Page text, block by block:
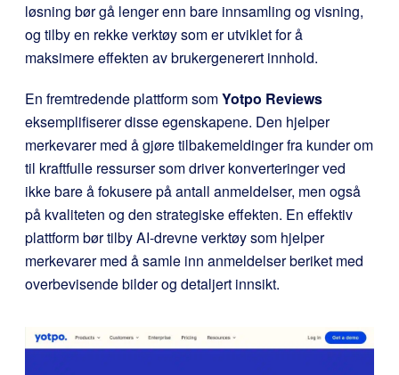
løsning bør gå lenger enn bare innsamling og visning,
og tilby en rekke verktøy som er utviklet for å
maksimere effekten av brukergenerert innhold.
En fremtredende plattform somYotpo Reviews
eksemplifiserer disse egenskapene. Den hjelper
merkevarer med å gjøre tilbakemeldinger fra kunder om
til kraftfulle ressurser som driver konverteringer ved
ikke bare å fokusere på antall anmeldelser, men også
på kvaliteten og den strategiske effekten. En effektiv
plattform bør tilby AI-drevne verktøy som hjelper
merkevarer med å samle inn anmeldelser beriket med
overbevisende bilder og detaljert innsikt.